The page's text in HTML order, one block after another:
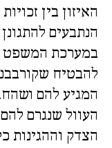
האיזון בין
הנתבעים
במערכת המשפט
להבטיח
המגיע להם
העוול שנגרם
הצדק וההגינות